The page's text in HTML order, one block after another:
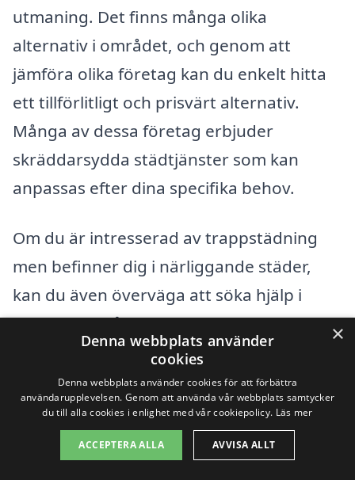
utmaning. Det finns många olika
alternativ i området, och genom att
jämföra olika företag kan du enkelt hitta
ett tillförlitligt och prisvärt alternativ.
Många av dessa företag erbjuder
skräddarsydda städtjänster som kan
anpassas efter dina specifika behov.
Om du är intresserad av trappstädning
men befinner dig i närliggande städer,
kan du även överväga att söka hjälp i
följande områden:
Täby
Sollentuna
Norrtälje
×
Denna webbplats använder
cookies
Denna webbplats använder cookies för att förbättra
användarupplevelsen. Genom att använda vår webbplats samtycker
du till alla cookies i enlighet med vår cookiepolicy. Läs mer
ACCEPTERA ALLA AVVISA ALLT